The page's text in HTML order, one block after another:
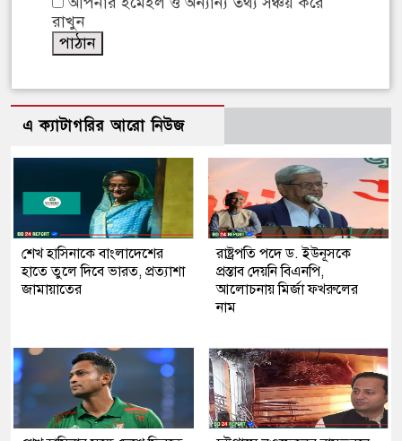
রাখুন
এ ক্যাটাগরির আরো নিউজ
শেখ হাসিনাকে বাংলাদেশের
হাতে তুলে দিবে ভারত, প্রত্যাশা
জামায়াতের
রাষ্ট্রপতি পদে ড. ইউনূসকে
প্রস্তাব দেয়নি বিএনপি,
আলোচনায় মির্জা ফখরুলের
নাম